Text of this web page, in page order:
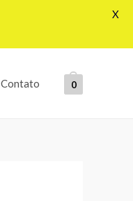
Contato 0
X